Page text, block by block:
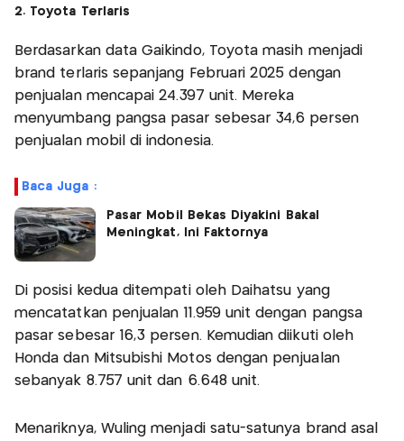
2. Toyota Terlaris
Berdasarkan data Gaikindo, Toyota masih menjadi
brand terlaris sepanjang Februari 2025 dengan
penjualan mencapai 24.397 unit. Mereka
menyumbang pangsa pasar sebesar 34,6 persen
penjualan mobil di indonesia.
Baca Juga :
Pasar Mobil Bekas Diyakini Bakal
Meningkat, Ini Faktornya
Di posisi kedua ditempati oleh Daihatsu yang
mencatatkan penjualan 11.959 unit dengan pangsa
pasar sebesar 16,3 persen. Kemudian diikuti oleh
Honda dan Mitsubishi Motos dengan penjualan
sebanyak 8.757 unit dan 6.648 unit.
Menariknya, Wuling menjadi satu-satunya brand asal